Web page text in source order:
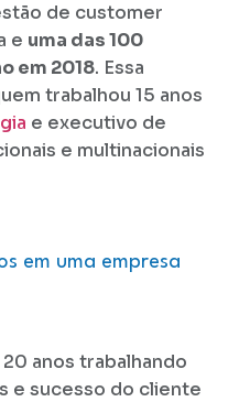
de customer
e uma das 100
em 2018. Essa
trabalhou 15 anos
e executivo de
e multinacionais
em uma empresa
20 anos trabalhando
e sucesso do cliente